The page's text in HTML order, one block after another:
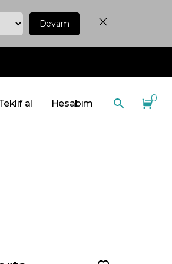
Devam
al Hesabım 0